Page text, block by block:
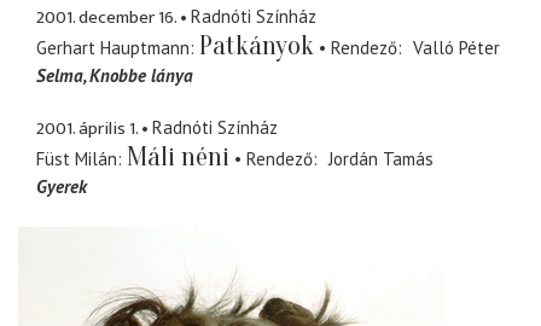
2001. december 16.
Radnóti Színház
Gerhart Hauptmann Patkányok Rendező
Valló Péter
Selma Knobbe lánya
2001. április 1.
Radnóti Színház
Füst Milán Máli néni Rendező
Jordán Tamás
Gyerek